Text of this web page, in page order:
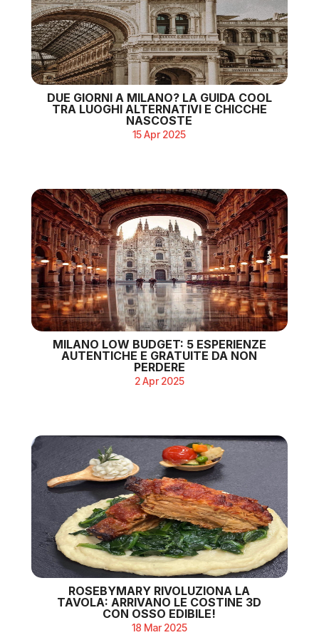
DUE GIORNI A MILANO? LA GUIDA COOL
TRA LUOGHI ALTERNATIVI E CHICCHE
NASCOSTE
15 Apr 2025
MILANO LOW BUDGET: 5 ESPERIENZE
AUTENTICHE E GRATUITE DA NON
PERDERE
2 Apr 2025
ROSEBYMARY RIVOLUZIONA LA
TAVOLA: ARRIVANO LE COSTINE 3D
CON OSSO EDIBILE!
18 Mar 2025